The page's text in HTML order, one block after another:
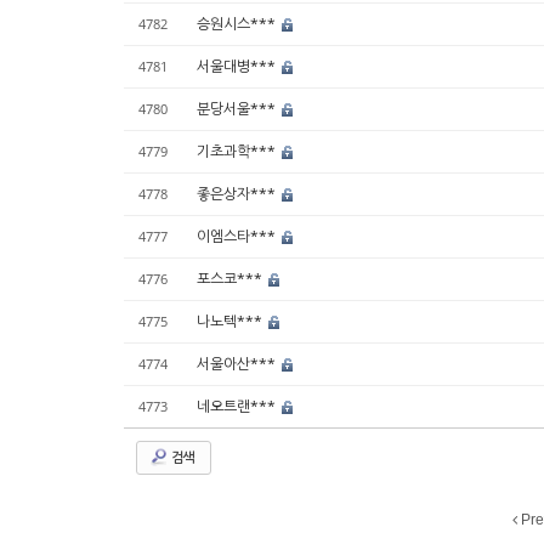
4782 승원시스***
4781 서울대병***
4780 분당서울***
4779 기초과학***
4778 좋은상자***
4777 이엠스타***
4776 포스코***
4775 나노텍***
4774 서울아산***
4773 네오트랜***
검색